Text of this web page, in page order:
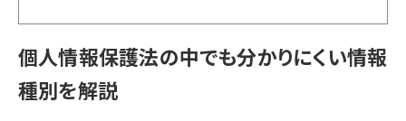
個人情報保護法の中でも分かりにくい情報
種別を解説